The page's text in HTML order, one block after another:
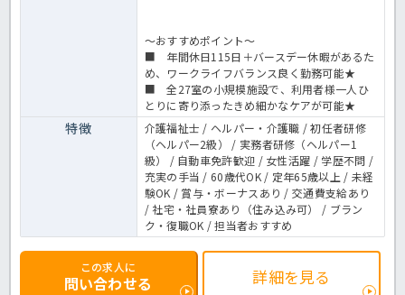
～おすすめポイント～
■ 年間休日115日＋バースデー休暇があるた
め、ワークライフバランス良く勤務可能★
■ 全27室の小規模施設で、利用者様一人ひ
とりに寄り添ったきめ細かなケアが可能★
特徴
介護福祉士 / ヘルパー・介護職 / 初任者研修
（ヘルパー2級） / 実務者研修（ヘルパー1
級） / 自動車免許歓迎 / 女性活躍 / 学歴不問 /
充実の手当 / 60歳代OK / 定年65歳以上 / 未経
験OK / 賞与・ボーナスあり / 交通費支給あり
/ 社宅・社員寮あり（住み込み可） / ブラン
ク・復職OK / 担当者おすすめ
この求人に
問い合わせる 詳細を見る